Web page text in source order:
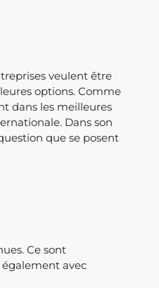
veulent être
options. Comme
dans les meilleures
Dans son
que se posent
Ce sont
également avec